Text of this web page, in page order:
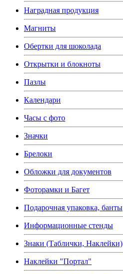
Наградная продукция
Магниты
Обертки для шоколада
Открытки и блокноты
Пазлы
Календари
Часы с фото
Значки
Брелоки
Обложки для документов
Фоторамки и Багет
Подарочная упаковка, банты
Информационные стенды
Знаки (Таблички, Наклейки)
Наклейки "Портал"